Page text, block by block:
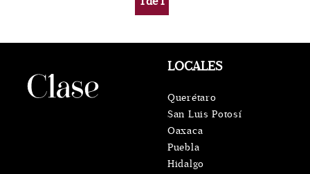
LOCALES
Querétaro
San Luis Potosí
Oaxaca
Puebla
Hidalgo